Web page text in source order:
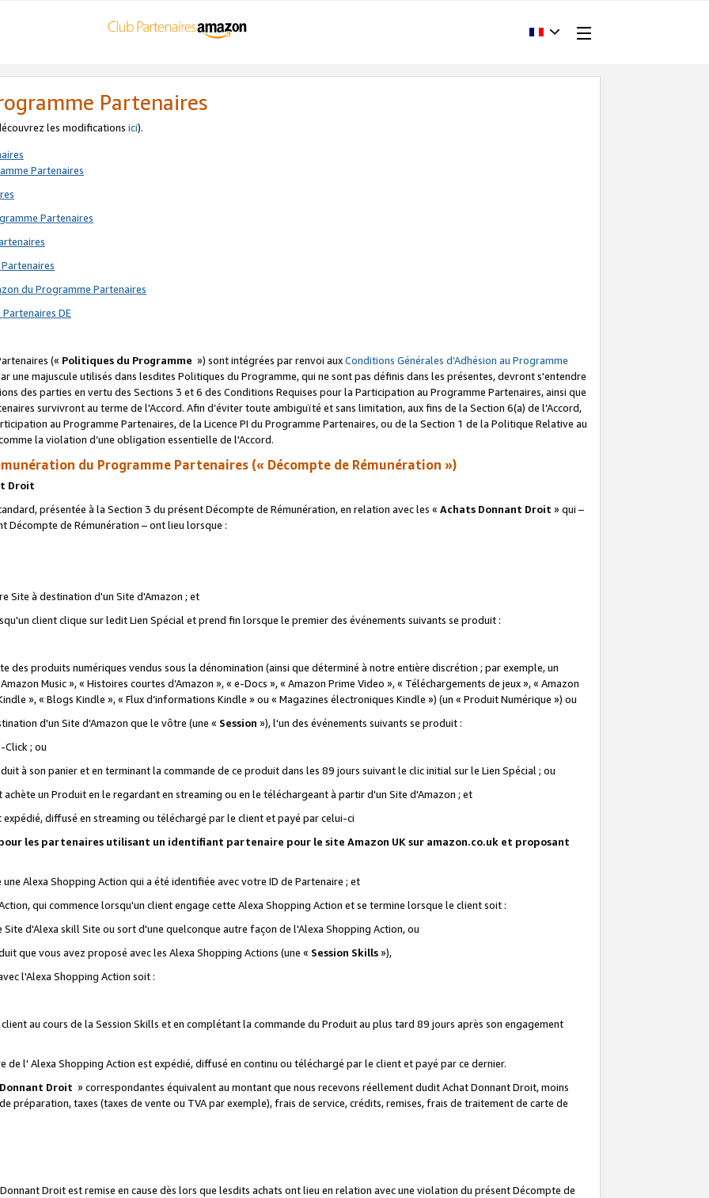
Partenaires
les modifications ici).
Partenaires
Partenaires
du Programme Partenaires
DE
(« Politiques du Programme ») sont intégrées par renvoi auxConditions Générales d’Adhésion au Programme
une majuscule utilisés dans lesdites Politiques du Programme, qui ne sont pas définis dans les présentes, devront s'entendre
des parties en vertu des Sections 3 et 6 des Conditions Requises pour la Participation au Programme Partenaires, ainsi que
survivront au terme de l'Accord. Afin d’éviter toute ambiguïté et sans limitation, aux fins de la Section 6(a) de l'Accord,
au Programme Partenaires, de la Licence PI du Programme Partenaires, ou de la Section 1 de la Politique Relative au
la violation d’une obligation essentielle de l'Accord.
du Programme Partenaires (« Décompte de Rémunération »)
Droit
présentée à la Section 3 du présent Décompte de Rémunération, en relation avec les « Achats Donnant Droit » qui –
Décompte de Rémunération – ont lieu lorsque :
Site à destination d'un Site d'Amazon ; et
client clique sur ledit Lien Spécial et prend fin lorsque le premier des événements suivants se produit :
produits numériques vendus sous la dénomination (ainsi que déterminé à notre entière discrétion ; par exemple, un
Music », « Histoires courtes d’Amazon », « e-Docs », « Amazon Prime Video », « Téléchargements de jeux », « Amazon
», « Blogs Kindle », « Flux d’informations Kindle » ou « Magazines électroniques Kindle ») (un « Produit Numérique ») ou
d'un Site d'Amazon que le vôtre (une « Session »), l'un des événements suivants se produit :
; ou
à son panier et en terminant la commande de ce produit dans les 89 jours suivant le clic initial sur le Lien Spécial ; ou
un Produit en le regardant en streaming ou en le téléchargeant à partir d'un Site d'Amazon ; et
diffusé en streaming ou téléchargé par le client et payé par celui-ci
les partenaires utilisant un identifiant partenaire pour le site Amazon UK sur amazon.co.uk et proposant
Alexa Shopping Action qui a été identifiée avec votre ID de Partenaire ; et
qui commence lorsqu'un client engage cette Alexa Shopping Action et se termine lorsque le client soit :
d'Alexa skill Site ou sort d'une quelconque autre façon de l'Alexa Shopping Action, ou
que vous avez proposé avec les Alexa Shopping Actions (une « Session Skills»),
l'Alexa Shopping Action soit :
au cours de la Session Skills et en complétant la commande du Produit au plus tard 89 jours après son engagement
l' Alexa Shopping Action est expédié, diffusé en continu ou téléchargé par le client et payé par ce dernier.
Droit » correspondantes équivalent au montant que nous recevons réellement dudit Achat Donnant Droit, moins
préparation, taxes (taxes de vente ou TVA par exemple), frais de service, crédits, remises, frais de traitement de carte de
Droit est remise en cause dès lors que lesdits achats ont lieu en relation avec une violation du présent Décompte de